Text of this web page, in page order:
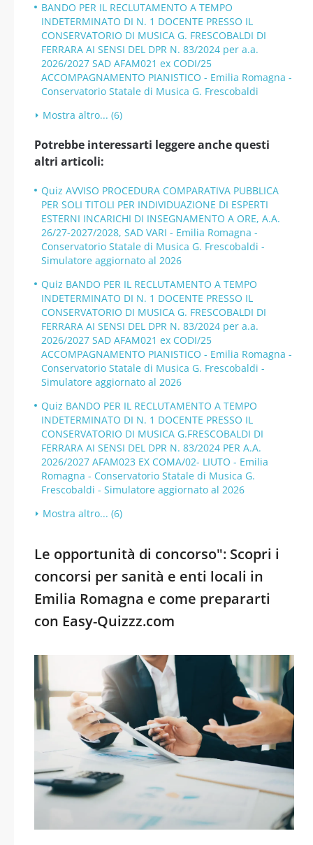
BANDO PER IL RECLUTAMENTO A TEMPO
INDETERMINATO DI N. 1 DOCENTE PRESSO IL
CONSERVATORIO DI MUSICA G. FRESCOBALDI DI
FERRARA AI SENSI DEL DPR N. 83/2024 per a.a.
2026/2027 SAD AFAM021 ex CODI/25
ACCOMPAGNAMENTO PIANISTICO - Emilia Romagna -
Conservatorio Statale di Musica G. Frescobaldi
Mostra altro... (6)
Potrebbe interessarti leggere anche questi
altri articoli:
Quiz AVVISO PROCEDURA COMPARATIVA PUBBLICA
PER SOLI TITOLI PER INDIVIDUAZIONE DI ESPERTI
ESTERNI INCARICHI DI INSEGNAMENTO A ORE, A.A.
26/27-2027/2028, SAD VARI - Emilia Romagna -
Conservatorio Statale di Musica G. Frescobaldi -
Simulatore aggiornato al 2026
Quiz BANDO PER IL RECLUTAMENTO A TEMPO
INDETERMINATO DI N. 1 DOCENTE PRESSO IL
CONSERVATORIO DI MUSICA G. FRESCOBALDI DI
FERRARA AI SENSI DEL DPR N. 83/2024 per a.a.
2026/2027 SAD AFAM021 ex CODI/25
ACCOMPAGNAMENTO PIANISTICO - Emilia Romagna -
Conservatorio Statale di Musica G. Frescobaldi -
Simulatore aggiornato al 2026
Quiz BANDO PER IL RECLUTAMENTO A TEMPO
INDETERMINATO DI N. 1 DOCENTE PRESSO IL
CONSERVATORIO DI MUSICA G.FRESCOBALDI DI
FERRARA AI SENSI DEL DPR N. 83/2024 PER A.A.
2026/2027 AFAM023 EX COMA/02- LIUTO - Emilia
Romagna - Conservatorio Statale di Musica G.
Frescobaldi - Simulatore aggiornato al 2026
Mostra altro... (6)
Le opportunità di concorso": Scopri i
concorsi per sanità e enti locali in
Emilia Romagna e come prepararti
con Easy-Quizzz.com